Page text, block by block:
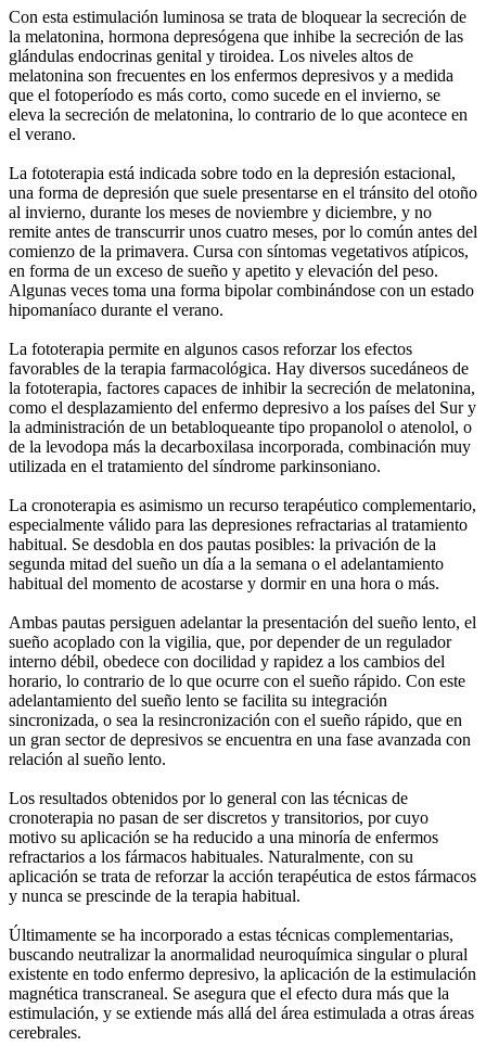
Con esta estimulación luminosa se trata de bloquear la secreción de
la melatonina, hormona depresógena que inhibe la secreción de las
glándulas endocrinas genital y tiroidea. Los niveles altos de
melatonina son frecuentes en los enfermos depresivos y a medida
que el fotoperíodo es más corto, como sucede en el invierno, se
eleva la secreción de melatonina, lo contrario de lo que acontece en
el verano.
La fototerapia está indicada sobre todo en la depresión estacional,
una forma de depresión que suele presentarse en el tránsito del otoño
al invierno, durante los meses de noviembre y diciembre, y no
remite antes de transcurrir unos cuatro meses, por lo común antes del
comienzo de la primavera. Cursa con síntomas vegetativos atípicos,
en forma de un exceso de sueño y apetito y elevación del peso.
Algunas veces toma una forma bipolar combinándose con un estado
hipomaníaco durante el verano.
La fototerapia permite en algunos casos reforzar los efectos
favorables de la terapia farmacológica. Hay diversos sucedáneos de
la fototerapia, factores capaces de inhibir la secreción de melatonina,
como el desplazamiento del enfermo depresivo a los países del Sur y
la administración de un betabloqueante tipo propanolol o atenolol, o
de la levodopa más la decarboxilasa incorporada, combinación muy
utilizada en el tratamiento del síndrome parkinsoniano.
La cronoterapia es asimismo un recurso terapéutico complementario,
especialmente válido para las depresiones refractarias al tratamiento
habitual. Se desdobla en dos pautas posibles: la privación de la
segunda mitad del sueño un día a la semana o el adelantamiento
habitual del momento de acostarse y dormir en una hora o más.
Ambas pautas persiguen adelantar la presentación del sueño lento, el
sueño acoplado con la vigilia, que, por depender de un regulador
interno débil, obedece con docilidad y rapidez a los cambios del
horario, lo contrario de lo que ocurre con el sueño rápido. Con este
adelantamiento del sueño lento se facilita su integración
sincronizada, o sea la resincronización con el sueño rápido, que en
un gran sector de depresivos se encuentra en una fase avanzada con
relación al sueño lento.
Los resultados obtenidos por lo general con las técnicas de
cronoterapia no pasan de ser discretos y transitorios, por cuyo
motivo su aplicación se ha reducido a una minoría de enfermos
refractarios a los fármacos habituales. Naturalmente, con su
aplicación se trata de reforzar la acción terapéutica de estos fármacos
y nunca se prescinde de la terapia habitual.
Últimamente se ha incorporado a estas técnicas complementarias,
buscando neutralizar la anormalidad neuroquímica singular o plural
existente en todo enfermo depresivo, la aplicación de la estimulación
magnética transcraneal. Se asegura que el efecto dura más que la
estimulación, y se extiende más allá del área estimulada a otras áreas
cerebrales.